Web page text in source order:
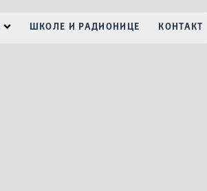
ШКОЛЕ И РАДИОНИЦЕ КОНТАКТ